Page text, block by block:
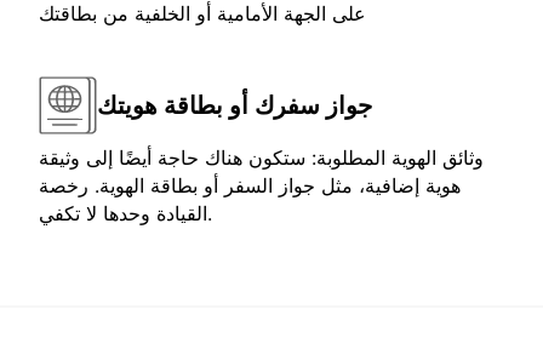
على الجهة الأمامية أو الخلفية من بطاقتك
جواز سفرك أو بطاقة هويتك
وثائق الهوية المطلوبة: ستكون هناك حاجة أيضًا إلى وثيقة
هوية إضافية، مثل جواز السفر أو بطاقة الهوية. رخصة
القيادة وحدها لا تكفي.